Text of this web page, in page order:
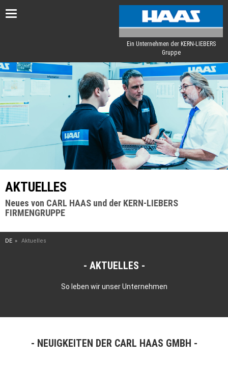
Toggle
Ein Unternehmen der KERN-LIEBERS
Gruppe
AKTUELLES
Neues von CARL HAAS und der KERN-LIEBERS
FIRMENGRUPPE
DE Aktuelles
AKTUELLES
So leben wir unser Unternehmen
NEUIGKEITEN DER CARL HAAS GMBH